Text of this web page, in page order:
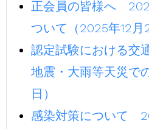
正会員の皆様へ
ついて（2025年12月
認定試験における交
地震・大雨等天災で
日）
感染対策について